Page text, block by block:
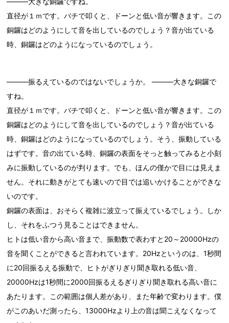
直径が１ｍです。バチで叩くと、ドーンと低い音が響きます。この
銅鑼はどのようにして音を出しているのでしょう？音が出ている
時、銅鑼はどのようになっているのでしょう。
―――振るえているのではないでしょうか。 ―――大きな銅鑼で
すね。
直径が１ｍです。バチで叩くと、ドーンと低い音が響きます。この
銅鑼はどのようにして音を出しているのでしょう？音が出ている
時、銅鑼はどのようになっているのでしょう。そう、振動している
はずです。音の出ている時、銅鑼の表面をそっと触ってみると小刻
みに振動しているのが判ります。でも、ほんの僅かで目には見えま
せん。それに動きがとても速いので目では追いかけることができな
いのです。
銅鑼の表面は、おそらく複雑に波立って振えているでしょう。しか
し、それをふつう見ることはできません。
ヒトは低い音から高い音まで、振動数で表わすと20～20000Hzの
音を聞くことができると言われています。20Hzというのは、1秒間
に20回振るえる振動で、ヒトがぎりぎり聞き取れる低い音、
20000Hzは1秒間に2000回振るえるぎりぎり聞き取れる高い音に
あたります。この範囲は個人差があり、また年齢で変わります。僕
がこのあいだ測ったら、13000Hzより上の音は聞こえなくなって